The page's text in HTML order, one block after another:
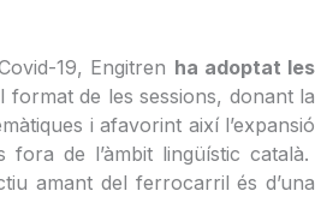
19, Engitren ha adoptat les
format de les sessions, donant la
i afavorint així l’expansió
de l’àmbit lingüístic català.
amant del ferrocarril és d’una